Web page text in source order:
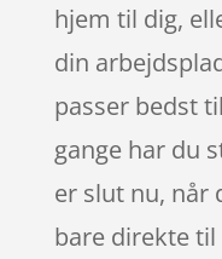
hjem til dig,
din
passer bedst
gange har du
er slut nu, når
bare direkte